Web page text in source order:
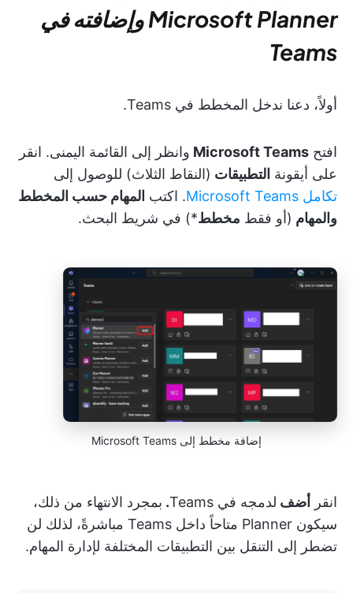
Microsoft Planner وإضافته في
Teams
أولاً، دعنا ندخل المخطط في Teams.
افتح Microsoft Teams وانظر إلى القائمة اليمنى. انقر
على أيقونة التطبيقات (النقاط الثلاث) للوصول إلى
تكامل Microsoft Teams
. اكتب المهام حسب المخطط
والمهام (أو فقط مخطط*) في شريط البحث.
إضافة مخطط إلى Microsoft Teams
انقر أضف لدمجه في Teams . بمجرد الانتهاء من ذلك،
سيكون Planner متاحاً داخل Teams مباشرةً، لذلك لن
تضطر إلى التنقل بين التطبيقات المختلفة لإدارة المهام.